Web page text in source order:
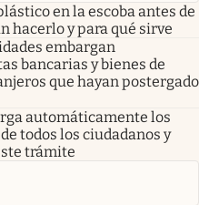
en la escoba antes de
hacerlo y para qué sirve
embargan
bancarias y bienes de
que hayan postergado
automáticamente los
todos los ciudadanos y
trámite